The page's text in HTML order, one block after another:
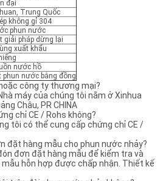
đại
Trung Quốc
không gỉ 304
phun nước
giải pháp dừng lại
xuất khẩu
nước hồ
phun nước bằng đồng
công ty thương mại?
máy của chúng tôi nằm ở Xinhua
Châu, PR CHINA
chỉ CE / Rohs không?
tôi có thể cung cấp chứng chỉ CE /
đặt hàng mẫu cho phun nước nhảy?
đơn đặt hàng mẫu để kiểm tra và
hỗn hợp được chấp nhận. Thiết kế